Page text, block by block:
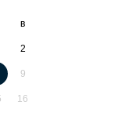
в
2
9
16